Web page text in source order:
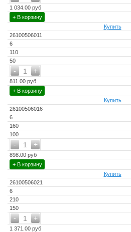
1 034.00 руб
+ В корзину
Купить
26100506011
6
110
50
+
- 1
811.00 руб
+ В корзину
Купить
26100506016
6
160
100
+
- 1
898.00 руб
+ В корзину
Купить
26100506021
6
210
150
+
- 1
1 371.00 руб